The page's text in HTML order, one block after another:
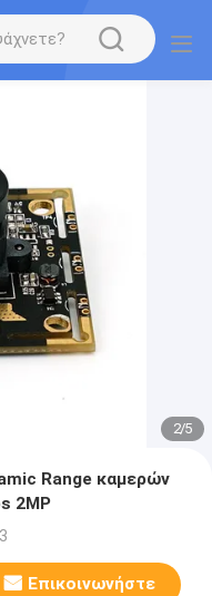
2/5
Range καμερών
2MP
Επικοινωνήστε